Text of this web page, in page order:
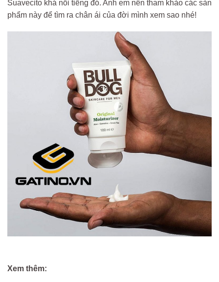
Suavecito khá nổi tiếng đó. Anh em nên tham khảo các sản
phẩm này để tìm ra chân ái của đời mình xem sao nhé!
Xem thêm: